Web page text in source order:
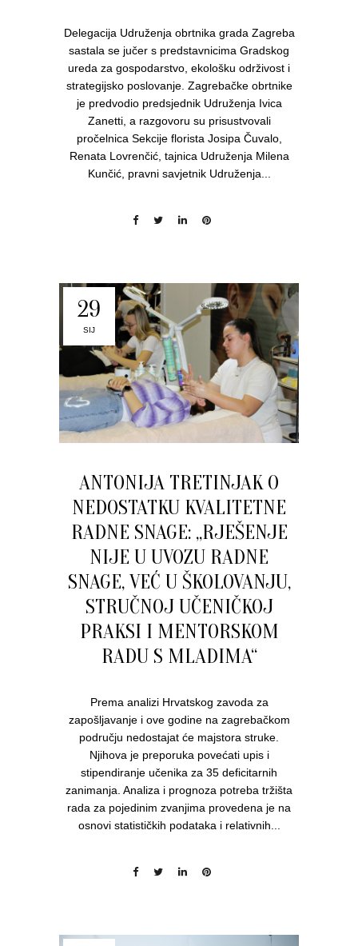
Delegacija Udruženja obrtnika grada Zagreba
sastala se jučer s predstavnicima Gradskog
ureda za gospodarstvo, ekološku održivost i
strategijsko poslovanje. Zagrebačke obrtnike
je predvodio predsjednik Udruženja Ivica
Zanetti, a razgovoru su prisustvovali
pročelnica Sekcije florista Josipa Čuvalo,
Renata Lovrenčić, tajnica Udruženja Milena
Kunčić, pravni savjetnik Udruženja...
29
SIJ
ANTONIJA TRETINJAK O
NEDOSTATKU KVALITETNE
RADNE SNAGE: „RJEŠENJE
NIJE U UVOZU RADNE
SNAGE, VEĆ U ŠKOLOVANJU,
STRUČNOJ UČENIČKOJ
PRAKSI I MENTORSKOM
RADU S MLADIMA“
Prema analizi Hrvatskog zavoda za
zapošljavanje i ove godine na zagrebačkom
području nedostajat će majstora struke.
Njihova je preporuka povećati upis i
stipendiranje učenika za 35 deficitarnih
zanimanja. Analiza i prognoza potreba tržišta
rada za pojedinim zvanjima provedena je na
osnovi statističkih podataka i relativnih...